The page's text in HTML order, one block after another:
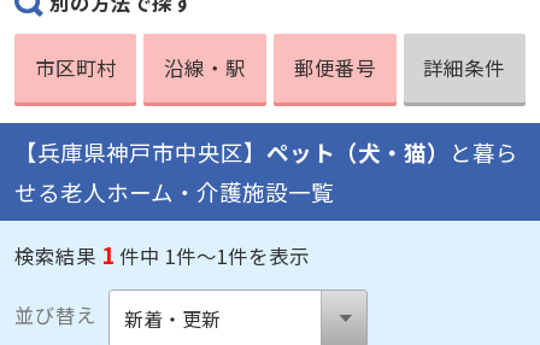
市区町村 沿線・駅 郵便番号 詳細条件
【兵庫県神戸市中央区】 ペット（犬・猫）
と暮ら
せる老人ホーム・介護施設一覧
検索結果 1 件中 1件～1件を表示
並び替え